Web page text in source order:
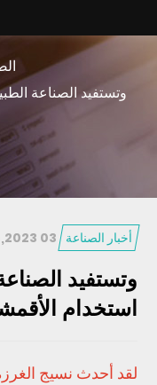
وتستفيد الصناعة
أخبار الصناعة 03 15,2023
وتستفيد
استخدام
لقد أحدث نسيج